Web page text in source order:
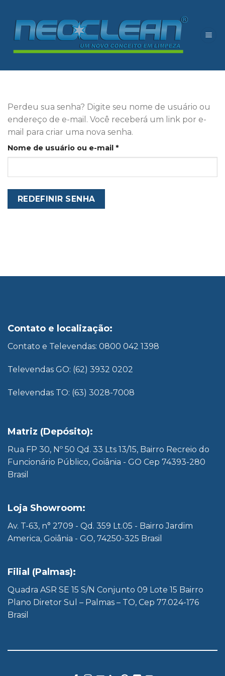
content
Perdeu sua senha? Digite seu nome de usuário ou
endereço de e-mail. Você receberá um link por e-
mail para criar uma nova senha.
Nome de usuário ou e-mail *Obrigatório
REDEFINIR SENHA
Contato e localização:
Contato e Televendas: 0800 042 1398
Televendas GO: (62) 3932 0202
Televendas TO: (63) 3028-7008
Matriz (Depósito):
Rua FP 30, Nº 50 Qd. 33 Lts 13/15, Bairro Recreio do
Funcionário Público, Goiânia - GO Cep 74393-280
Brasil
Loja Showroom:
Av. T-63, n° 2709 - Qd. 359 Lt.05 - Bairro Jardim
America, Goiânia - GO, 74250-325 Brasil
Filial (Palmas):
Quadra ASR SE 15 S/N Conjunto 09 Lote 15 Bairro
Plano Diretor Sul – Palmas – TO, Cep 77.024-176
Brasil